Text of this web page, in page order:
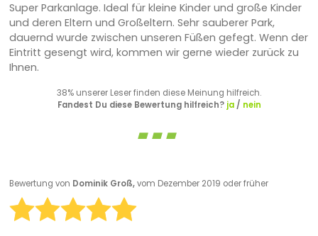
Super Parkanlage. Ideal für kleine Kinder und große Kinder
und deren Eltern und Großeltern. Sehr sauberer Park,
dauernd wurde zwischen unseren Füßen gefegt. Wenn der
Eintritt gesengt wird, kommen wir gerne wieder zurück zu
Ihnen.
38% unserer Leser finden diese Meinung hilfreich.
Fandest Du diese Bewertung hilfreich? ja/ nein
Bewertung von Dominik Groß,vom Dezember 2019 oder früher